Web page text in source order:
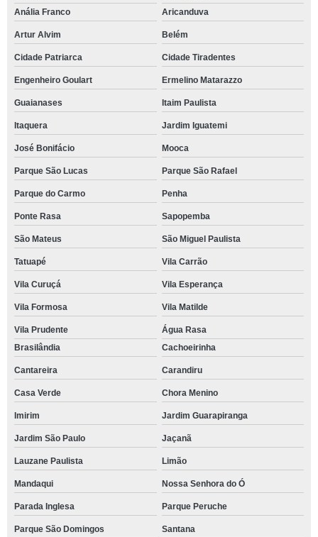
Anália Franco
Aricanduva
Artur Alvim Belém
Cidade Patriarca Cidade Tiradentes
Engenheiro Goulart Ermelino Matarazzo
Guaianases Itaim Paulista
Itaquera Jardim Iguatemi
José Bonifácio Mooca
Parque São Lucas Parque São Rafael
Parque do Carmo Penha
Ponte Rasa Sapopemba
São Mateus São Miguel Paulista
Tatuapé Vila Carrão
Vila Curuçá Vila Esperança
Vila Formosa Vila Matilde
Vila Prudente
Água Rasa
Brasilândia
Cachoeirinha
Cantareira Carandiru
Casa Verde Chora Menino
Imirim Jardim Guarapiranga
Jardim São Paulo Jaçanã
Lauzane Paulista Limão
Mandaqui Nossa Senhora do Ó
Parada Inglesa Parque Peruche
Parque São Domingos Santana